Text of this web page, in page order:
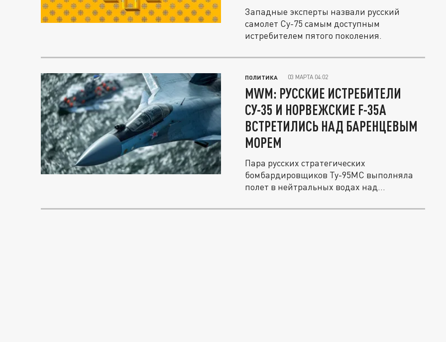
Западные эксперты назвали русский
самолет Су-75 самым доступным
истребителем пятого поколения.
ПОЛИТИКА 03 МАРТА 04:02
MWM: РУССКИЕ ИСТРЕБИТЕЛИ
СУ-35 И НОРВЕЖСКИЕ F-35A
ВСТРЕТИЛИСЬ НАД БАРЕНЦЕВЫМ
МОРЕМ
Пара русских стратегических
бомбардировщиков Ту-95МС выполняла
полет в нейтральных водах над